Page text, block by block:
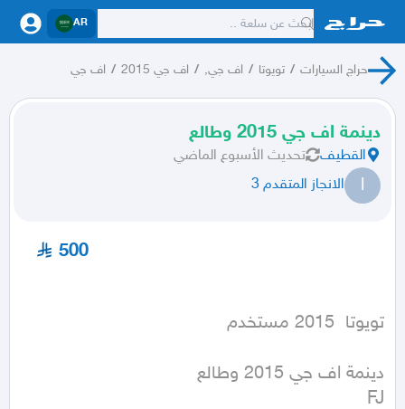
AR
حراج السيارات / تويوتا / اف جي, / اف جي 2015 / اف جي
دينمة اف جي 2015 وطالع
القطيف تحديث الأسبوع الماضي
ا الانجاز المتقدم 3
500
تويوتا  2015 مستخدم